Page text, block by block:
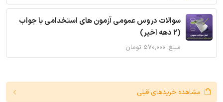
سوالات دروس عمومی آزمون های استخدامی با جواب
(2 دهه اخیر)
مبلغ: ۵۷۰,۰۰۰ تومان
مشاهده خریدهای قبلی